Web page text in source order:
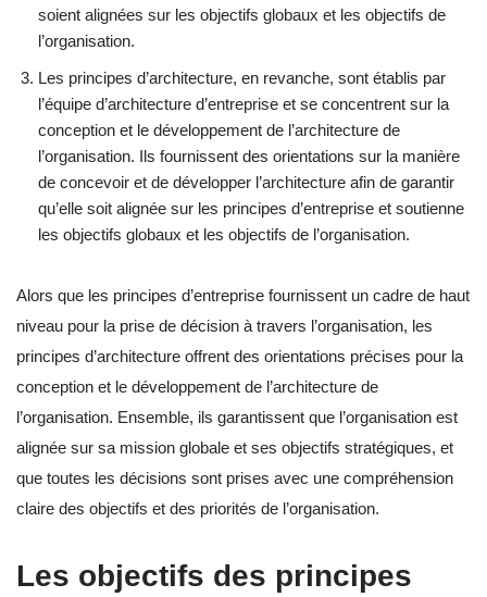
soient alignées sur les objectifs globaux et les objectifs de
l’organisation.
Les principes d’architecture, en revanche, sont établis par
l’équipe d’architecture d’entreprise et se concentrent sur la
conception et le développement de l’architecture de
l’organisation. Ils fournissent des orientations sur la manière
de concevoir et de développer l’architecture afin de garantir
qu’elle soit alignée sur les principes d’entreprise et soutienne
les objectifs globaux et les objectifs de l’organisation.
Alors que les principes d’entreprise fournissent un cadre de haut
niveau pour la prise de décision à travers l’organisation, les
principes d’architecture offrent des orientations précises pour la
conception et le développement de l’architecture de
l’organisation. Ensemble, ils garantissent que l’organisation est
alignée sur sa mission globale et ses objectifs stratégiques, et
que toutes les décisions sont prises avec une compréhension
claire des objectifs et des priorités de l’organisation.
Les objectifs des principes